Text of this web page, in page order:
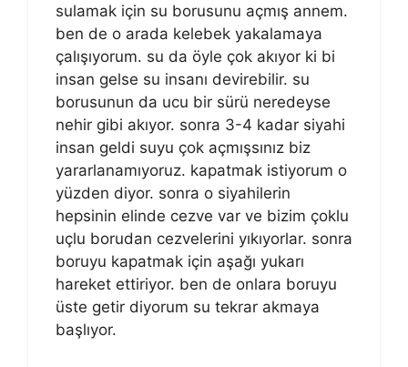
sulamak için su borusunu açmış annem.
ben de o arada kelebek yakalamaya
çalışıyorum. su da öyle çok akıyor ki bi
insan gelse su insanı devirebilir. su
borusunun da ucu bir sürü neredeyse
nehir gibi akıyor. sonra 3-4 kadar siyahi
insan geldi suyu çok açmışsınız biz
yararlanamıyoruz. kapatmak istiyorum o
yüzden diyor. sonra o siyahilerin
hepsinin elinde cezve var ve bizim çoklu
uçlu borudan cezvelerini yıkıyorlar. sonra
boruyu kapatmak için aşağı yukarı
hareket ettiriyor. ben de onlara boruyu
üste getir diyorum su tekrar akmaya
başlıyor.